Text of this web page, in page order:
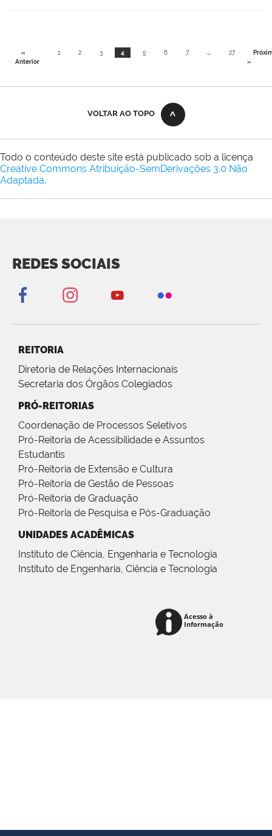
«
Anterior
1 2 3 4 5 6 7 ... 27
»
VOLTAR AO TOPO
Todo o conteúdo deste site está publicado sob a licença
Creative Commons Atribuição-SemDerivações 3.0 Não
Adaptada.
REDES SOCIAIS
REITORIA
Diretoria de Relações Internacionais
Secretaria dos Órgãos Colegiados
PRÓ-REITORIAS
Coordenação de Processos Seletivos
Pró-Reitoria de Acessibilidade e Assuntos
Estudantis
Pró-Reitoria de Extensão e Cultura
Pró-Reitoria de Gestão de Pessoas
Pró-Reitoria de Graduação
Pró-Reitoria de Pesquisa e Pós-Graduação
UNIDADES ACADÊMICAS
Instituto de Ciência, Engenharia e Tecnologia
Instituto de Engenharia, Ciência e Tecnologia